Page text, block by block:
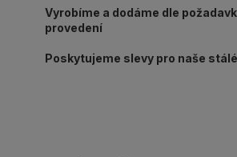
Vyrobíme a dodáme dle
provedení
Poskytujeme slevy pro naše